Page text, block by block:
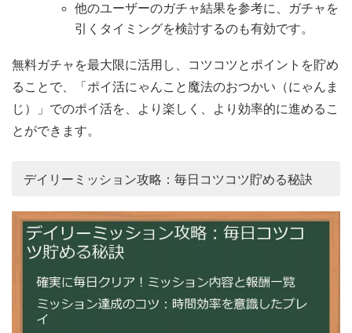
他のユーザーのガチャ結果を参考に、ガチャを
引くタイミングを検討するのも有効です。
無料ガチャを最大限に活用し、コツコツとポイントを貯め
ることで、「ポイ活にゃんこと魔法のおつかい（にゃんま
じ）」でのポイ活を、より楽しく、より効率的に進めるこ
とができます。
デイリーミッション攻略：毎日コツコツ貯める秘訣